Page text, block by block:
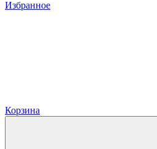
Избранное
Корзина